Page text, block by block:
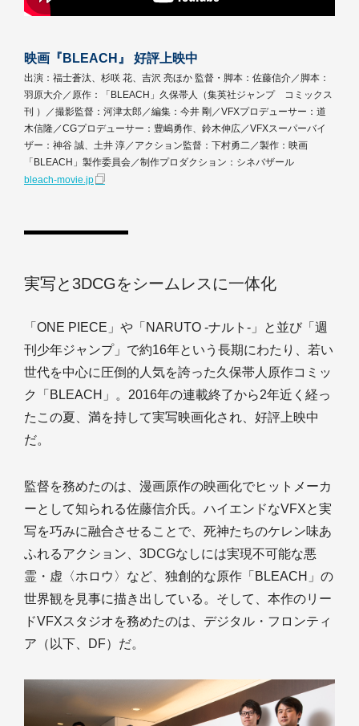
映画『BLEACH』 好評上映中
出演：福士蒼汰、杉咲 花、吉沢 亮ほか 監督・脚本：佐藤信介／脚本：
羽原大介／原作：「BLEACH」久保帯人（集英社ジャンプ コミックス
刊 ）／撮影監督：河津太郎／編集：今井 剛／VFXプロデューサー：道
木信隆／CGプロデューサー：豊嶋勇作、鈴木伸広／VFXスーパーバイ
ザー：神谷 誠、土井 淳／アクション監督：下村勇二／製作：映画
「BLEACH」製作委員会／制作プロダクション：シネバザール
bleach-movie.jp
実写と3DCGをシームレスに一体化
「ONE PIECE」や「NARUTO -ナルト-」と並び「週
刊少年ジャンプ」で約16年という長期にわたり、若い
世代を中心に圧倒的人気を誇った久保帯人原作コミッ
ク「BLEACH」。2016年の連載終了から2年近く経っ
たこの夏、満を持して実写映画化され、好評上映中
だ。
監督を務めたのは、漫画原作の映画化でヒットメーカ
ーとして知られる佐藤信介氏。ハイエンドなVFXと実
写を巧みに融合させることで、死神たちのケレン味あ
ふれるアクション、3DCGなしには実現不可能な悪
霊・虚〈ホロウ〉など、独創的な原作「BLEACH」の
世界観を見事に描き出している。そして、本作のリー
ドVFXスタジオを務めたのは、デジタル・フロンティ
ア（以下、DF）だ。